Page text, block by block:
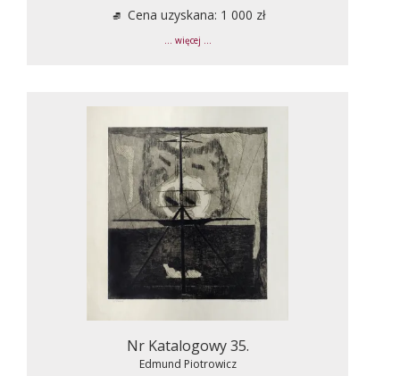
Cena uzyskana: 1 000 zł
... więcej ...
Nr Katalogowy 35.
Edmund Piotrowicz